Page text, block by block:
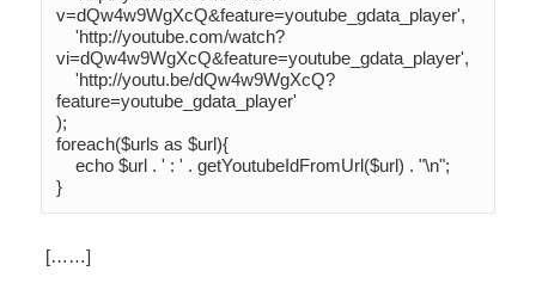
v=dQw4w9WgXcQ&feature=youtube_gdata_player',
    'http://youtube.com/watch?
vi=dQw4w9WgXcQ&feature=youtube_gdata_player',
    'http://youtu.be/dQw4w9WgXcQ?
feature=youtube_gdata_player'
);
foreach($urls as $url){
    echo $url . ' : ' . getYoutubeIdFromUrl($url) . "\n";
}
[……]